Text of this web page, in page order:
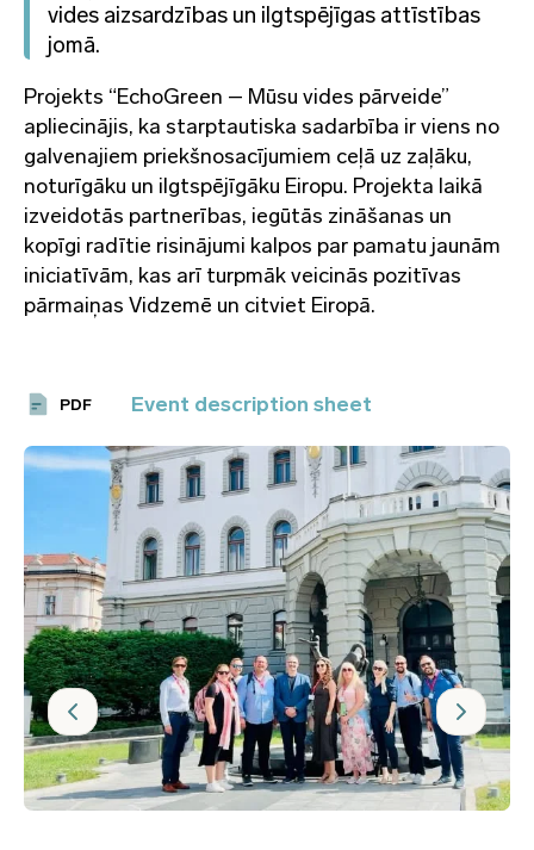
vides aizsardzības un ilgtspējīgas attīstības
jomā.
Projekts “EchoGreen – Mūsu vides pārveide”
apliecinājis, ka starptautiska sadarbība ir viens no
galvenajiem priekšnosacījumiem ceļā uz zaļāku,
noturīgāku un ilgtspējīgāku Eiropu. Projekta laikā
izveidotās partnerības, iegūtās zināšanas un
kopīgi radītie risinājumi kalpos par pamatu jaunām
iniciatīvām, kas arī turpmāk veicinās pozitīvas
pārmaiņas Vidzemē un citviet Eiropā.
PDF Event description sheet